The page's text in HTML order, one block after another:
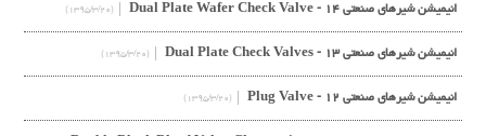
انیمیشن شیرهای صنعتی ۱۴ - Dual Plate Wafer Check Valve (۱۳۹۵/۳/۲۰)
انیمیشن شیرهای صنعتی ۱۳ - Dual Plate Check Valves (۱۳۹۵/۳/۲۰)
انیمیشن شیرهای صنعتی ۱۲ - Plug Valve (۱۳۹۵/۳/۲۰)